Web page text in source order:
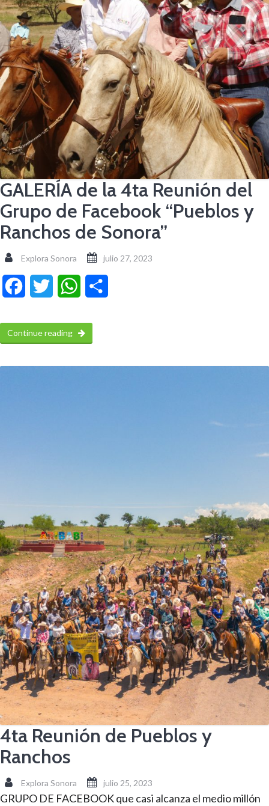
GALERÍA de la 4ta Reunión del
Grupo de Facebook “Pueblos y
Ranchos de Sonora”
Explora Sonora julio 27, 2023
FacebookTwitter WhatsApp
Continue reading
4ta Reunión de Pueblos y
Ranchos
Explora Sonora julio 25, 2023
GRUPO DE FACEBOOK que casi alcanza el medio millón